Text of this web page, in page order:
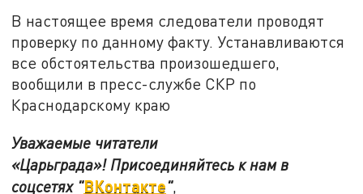
В настоящее время следователи проводят
проверку по данному факту. Устанавливаются
все обстоятельства произошедшего,
вообщили в пресс-службе СКР по
Краснодарскому краю
Уважаемые читатели
«Царьграда»! Присоединяйтесь к нам в
соцсетях "ВКонтакте",